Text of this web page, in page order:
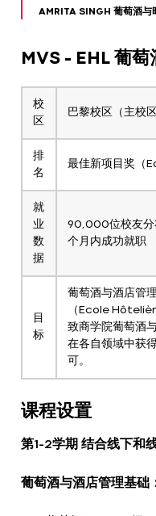
AMRITA SINGH 葡萄酒与
MVS - EHL 葡
校
区
巴黎校区（主校
排
名
最佳新项目奖（
就
业
数
据
90,000位校友分
个月内成功就职
目
标
葡萄酒与酒店管
（Ecole
致商学院葡萄酒
在各自领域中获
可。
课程设置
第1-2学期 结合线下和
葡萄酒与酒店管理基础